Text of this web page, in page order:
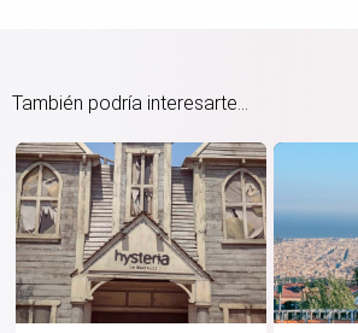
También podría interesarte...